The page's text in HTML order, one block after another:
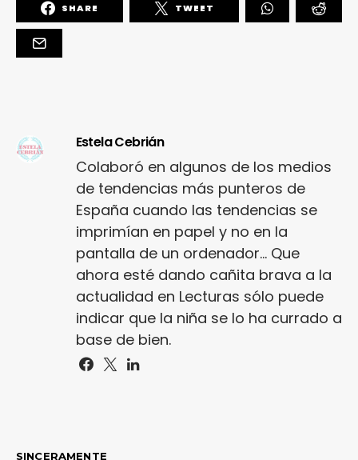
SHARE TWEET
Estela Cebrián
Colaboró en algunos de los medios
de tendencias más punteros de
España cuando las tendencias se
imprimían en papel y no en la
pantalla de un ordenador... Que
ahora esté dando cañita brava a la
actualidad en Lecturas sólo puede
indicar que la niña se lo ha currado a
base de bien.
SINCERAMENTE